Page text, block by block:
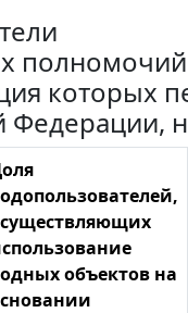
которых
Федерации,
объектов на